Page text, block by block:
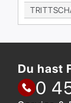
Du hast
0